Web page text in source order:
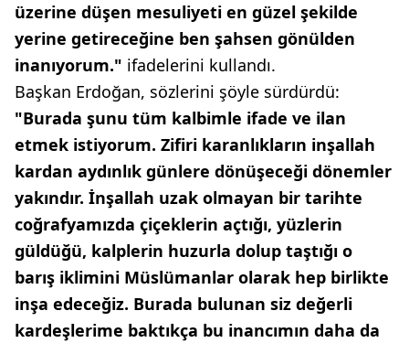
üzerine düşen mesuliyeti en güzel şekilde
yerine getireceğine ben şahsen gönülden
inanıyorum." ifadelerini kullandı.
Başkan Erdoğan, sözlerini şöyle sürdürdü:
"Burada şunu tüm kalbimle ifade ve ilan
etmek istiyorum. Zifiri karanlıkların inşallah
kardan aydınlık günlere dönüşeceği dönemler
yakındır. İnşallah uzak olmayan bir tarihte
coğrafyamızda çiçeklerin açtığı, yüzlerin
güldüğü, kalplerin huzurla dolup taştığı o
barış iklimini Müslümanlar olarak hep birlikte
inşa edeceğiz. Burada bulunan siz değerli
kardeşlerime baktıkça bu inancımın daha da